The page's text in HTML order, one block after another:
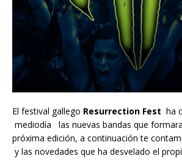
El festival gallego Resurrection Fest ha
mediodía las nuevas bandas que
próxima edición, a continuación te
y las novedades que ha desvelado el